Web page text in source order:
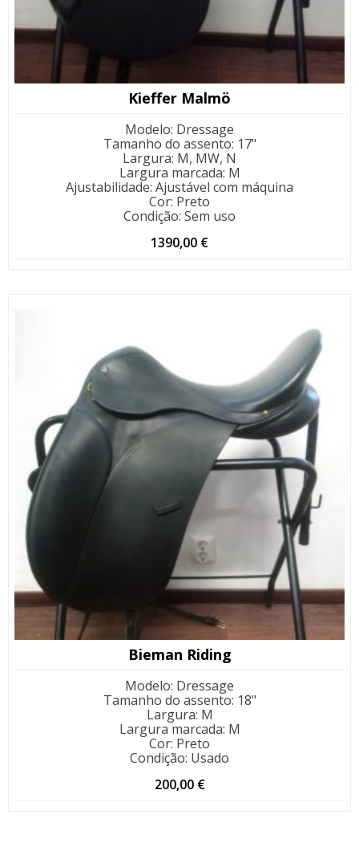
Kieffer Malmö
Modelo: Dressage
Tamanho do assento: 17"
Largura: M, MW, N
Largura marcada: M
Ajustabilidade: Ajustável com máquina
Cor: Preto
Condição: Sem uso
1390,00 €
Bieman Riding
Modelo: Dressage
Tamanho do assento: 18"
Largura: M
Largura marcada: M
Cor: Preto
Condição: Usado
200,00 €